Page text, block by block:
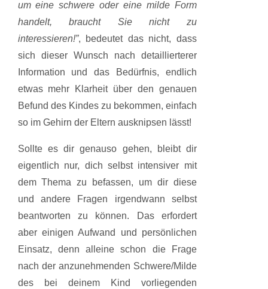
um eine schwere oder eine milde Form
handelt, braucht Sie nicht zu
interessieren!”, bedeutet das nicht, dass
sich dieser Wunsch nach detaillierterer
Information und das Bedürfnis, endlich
etwas mehr Klarheit über den genauen
Befund des Kindes zu bekommen, einfach
so im Gehirn der Eltern ausknipsen lässt!
Sollte es dir genauso gehen, bleibt dir
eigentlich nur, dich selbst intensiver mit
dem Thema zu befassen, um dir diese
und andere Fragen irgendwann selbst
beantworten zu können. Das erfordert
aber einigen Aufwand und persönlichen
Einsatz, denn alleine schon die Frage
nach der anzunehmenden Schwere/Milde
des bei deinem Kind vorliegenden